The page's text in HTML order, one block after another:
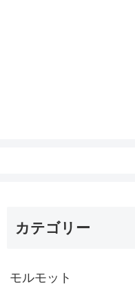
カテゴリー
モルモット